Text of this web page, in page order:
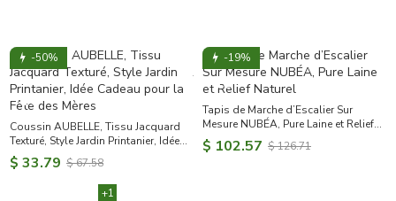
-50%
Coussin AUBELLE, Tissu Jacquard
Texturé, Style Jardin Printanier, Idée
Cadeau pour la Fête des Mères
$ 33.79 $ 67.58
+1
-19%
Tapis de Marche d’Escalier Sur
Mesure NUBÉA, Pure Laine et Relief
Naturel
$ 102.57 $ 126.71